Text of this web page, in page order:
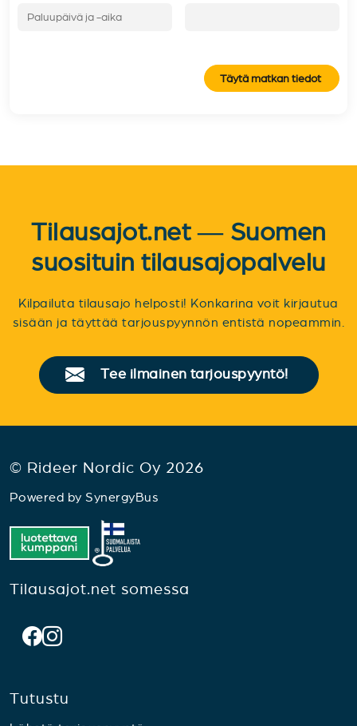
Täytä matkan tiedot
Tilausajot.net — Suomen
suosituin tilausajopalvelu
Kilpailuta tilausajo helposti! Konkarina voit kirjautua
sisään ja täyttää tarjouspyynnön entistä nopeammin.
Tee ilmainen tarjouspyyntö!
© Rideer Nordic Oy 2026
Powered by SynergyBus
Tilausajot.net somessa
Tutustu